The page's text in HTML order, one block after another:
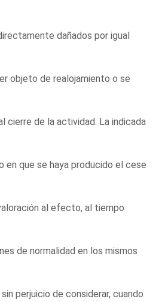
dañados por igual
objeto de realojamiento o se
cierre de la actividad. La indicada
en que se haya producido el cese
al efecto, al tiempo
de normalidad en los mismos
perjuicio de considerar, cuando